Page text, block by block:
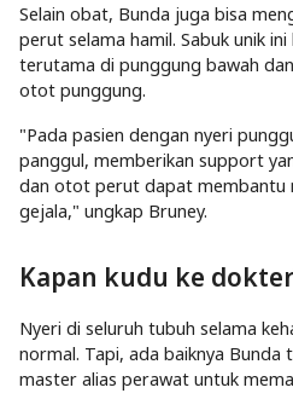
Selain obat, Bunda juga bisa
perut selama hamil. Sabuk unik
terutama di punggung bawah
otot punggung.
"Pada pasien dengan nyeri
panggul, memberikan support
dan otot perut dapat membantu
gejala," ungkap Bruney.
Kapan kudu ke
Nyeri di seluruh tubuh selama
normal. Tapi, ada baiknya
master alias perawat untuk